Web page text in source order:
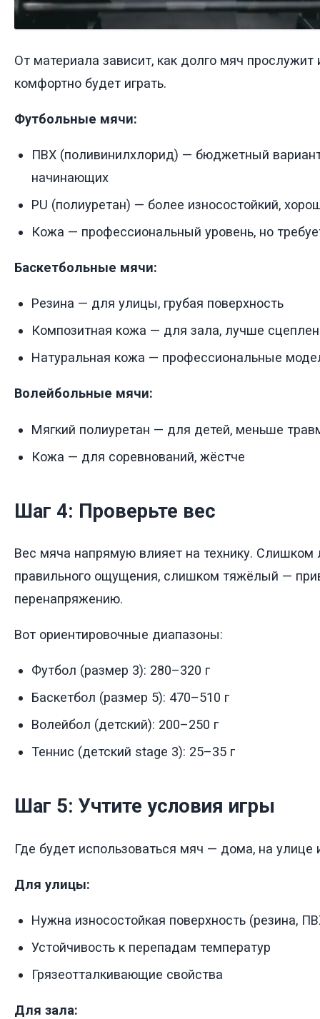
От материала зависит, как долго мяч прослужит
комфортно будет играть.
Футбольные мячи:
ПВХ (поливинилхлорид) — бюджетный
начинающих
PU (полиуретан) — более износостойкий,
Кожа — профессиональный уровень, но
Баскетбольные мячи:
Резина — для улицы, грубая поверхность
Композитная кожа — для зала, лучше
Натуральная кожа — профессиональные
Волейбольные мячи:
Мягкий полиуретан — для детей, меньше
Кожа — для соревнований, жёстче
Шаг 4: Проверьте вес
Вес мяча напрямую влияет на технику. Слишком
правильного ощущения, слишком тяжёлый —
перенапряжению.
Вот ориентировочные диапазоны:
Футбол (размер 3): 280–320 г
Баскетбол (размер 5): 470–510 г
Волейбол (детский): 200–250 г
Теннис (детский stage 3): 25–35 г
Шаг 5: Учтите условия игры
Где будет использоваться мяч — дома, на улице
Для улицы:
Нужна износостойкая поверхность (резина,
Устойчивость к перепадам температур
Грязеотталкивающие свойства
Для зала: